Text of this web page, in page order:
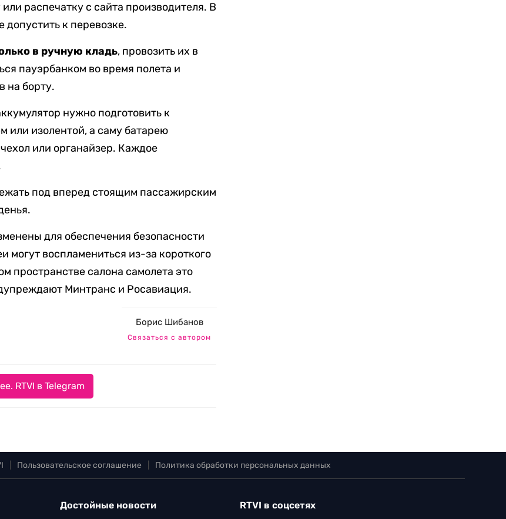
распечатку с сайта производителя. В
допустить к перевозке.
в ручную кладь, провозить их в
пауэрбанком во время полета и
на борту.
нужно подготовить к
или изолентой, а саму батарею
или органайзер. Каждое
под вперед стоящим пассажирским
для обеспечения безопасности
могут воспламениться из-за короткого
пространстве салона самолета это
Минтранс и Росавиация.
Борис Шибанов
Связаться с автором
RTVI в Telegram
Пользовательское соглашение Политика обработки персональных данных
Достойные новости RTVI в соцсетях